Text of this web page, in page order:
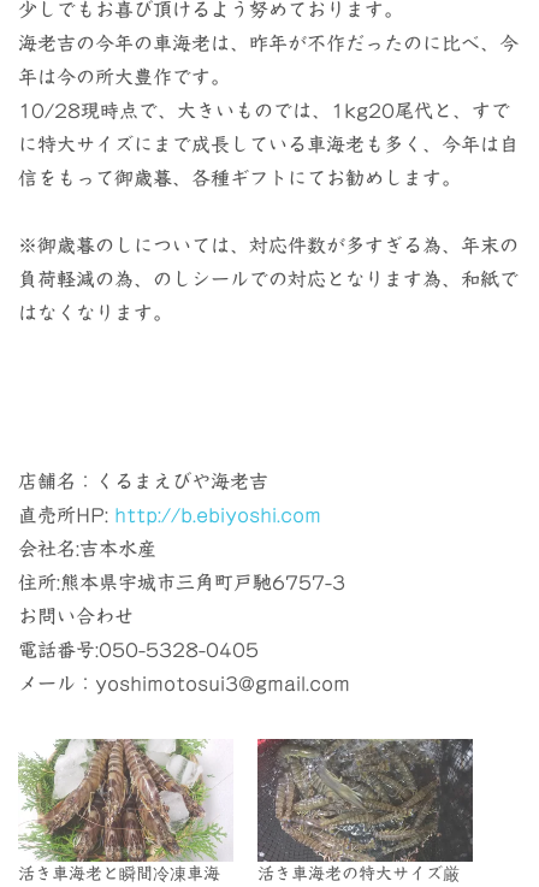
少しでもお喜び頂けるよう努めております。
海老吉の今年の車海老は、昨年が不作だったのに比べ、今
年は今の所大豊作です。
10/28現時点で、大きいものでは、1kg20尾代と、すで
に特大サイズにまで成長している車海老も多く、今年は自
信をもって御歳暮、各種ギフトにてお勧めします。
※御歳暮のしについては、対応件数が多すぎる為、年末の
負荷軽減の為、のしシールでの対応となります為、和紙で
はなくなります。
店舗名：くるまえびや海老吉
直売所HP: http://b.ebiyoshi.com
会社名:吉本水産
住所:熊本県宇城市三角町戸馳6757-3
お問い合わせ
電話番号:050-5328-0405
メール：yoshimotosui3@gmail.com
活き車海老と瞬間冷凍車海
活き車海老の特大サイズ厳